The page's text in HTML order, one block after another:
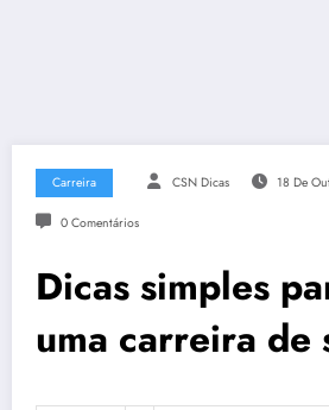
Carreira CSN Dicas 18 De
0 Comentários
Dicas simples
uma carreira de